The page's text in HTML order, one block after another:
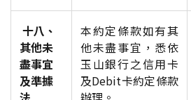
十八、
其他未
盡事宜
及準據
本約定條款如有其
他未盡事宜，悉依
玉山銀行之信用卡
及Debit卡約定條款